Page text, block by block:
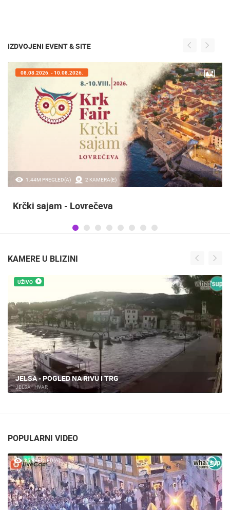
IZDVOJENI EVENT & SITE
20.97K PREGLED(A) 2 KAMERA(E)
07.08.2026. - 09.08.2026.
Sinjska alka
KAMERE U BLIZINI
UŽIVO
JELSA - HVAR
JELSA - HVAR
POPULARNI VIDEO
35 PREGLED(A)